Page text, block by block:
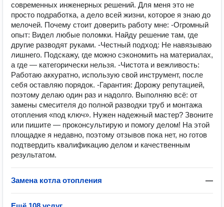
современных инженерных решений. Для меня это не
просто подработка, а дело всей жизни, которое я знаю до
мелочей. Почему стоит доверить работу мне: -Огромный
опыт: Видел любые поломки. Найду решение там, где
другие разводят руками. -Честный подход: Не навязываю
лишнего. Подскажу, где можно сэкономить на материалах,
а где — категорически нельзя. -Чистота и вежливость:
Работаю аккуратно, использую свой инструмент, после
себя оставляю порядок. -Гарантия: Дорожу репутацией,
поэтому делаю один раз и надолго. Выполняю всё: от
замены смесителя до полной разводки труб и монтажа
отопления «под ключ». Нужен надежный мастер? Звоните
или пишите — проконсультирую и помогу делом! На этой
площадке я недавно, поэтому отзывов пока нет, но готов
подтвердить квалификацию делом и качественным
результатом.
Замена котла отопления —